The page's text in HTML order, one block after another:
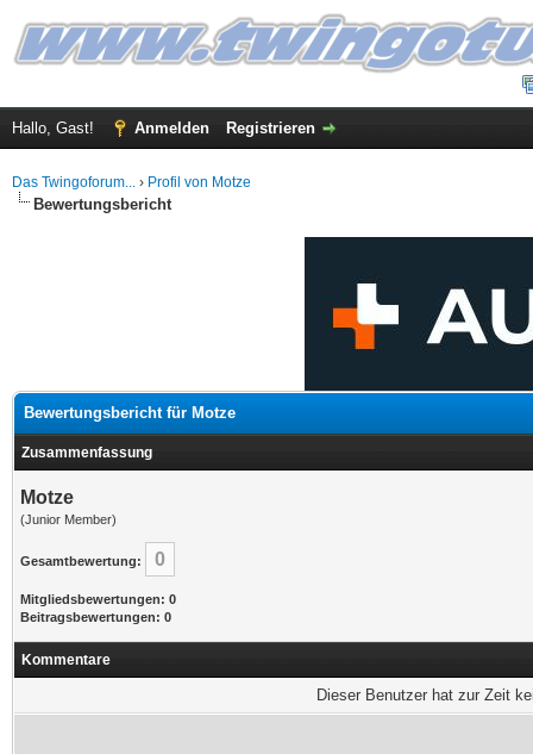
Hallo, Gast! Anmelden Registrieren
Das Twingoforum... › Profil von Motze
Bewertungsbericht
Bewertungsbericht für Motze
Zusammenfassung
Motze
(Junior Member)
Gesamtbewertung: 0
Mitgliedsbewertungen: 0
Beitragsbewertungen: 0
Kommentare
Dieser Benutzer hat zur Zeit